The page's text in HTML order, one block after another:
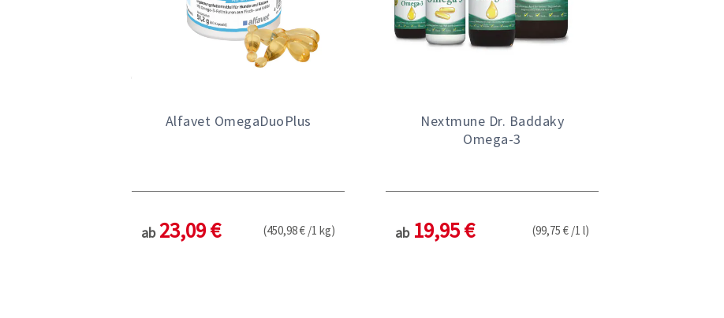
Alfavet OmegaDuoPlus
ab 23,09 € (450,98 € /1 kg)
Nextmune Dr. Baddaky
Omega-3
ab 19,95 € (99,75 € /1 l)